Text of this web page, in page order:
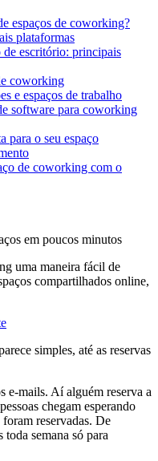
espaços de coworking?
plataformas
escritório: principais
coworking
e espaços de trabalho
software para coworking
para o seu espaço
de coworking com o
em poucos minutos
uma maneira fácil de
compartilhados online,
simples, até as reservas
e‑mails. Aí alguém reserva a
chegam esperando
reservadas. De
toda semana só para